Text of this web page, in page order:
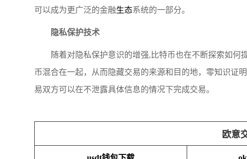
可以成为更广泛的金融生态系统的一部分。
隐私保护技术
随着对隐私保护意识的增强,比特币也在不断探索如
币混合在一起，从而隐藏交易的来源和目的地，零知识证
易双方可以在不泄露具体信息的情况下完成交易。
欧意